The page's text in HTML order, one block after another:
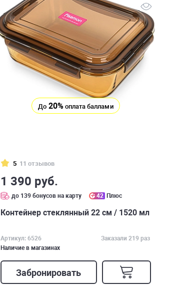
До 20% оплата баллами
5 11 отзывов
1 390 руб.
до 139 бонусов на карту 42 Плюс
Контейнер стеклянный 22 см / 1520 мл
Артикул: 6526
Заказали 219 раз
Наличие в магазинах
Забронировать